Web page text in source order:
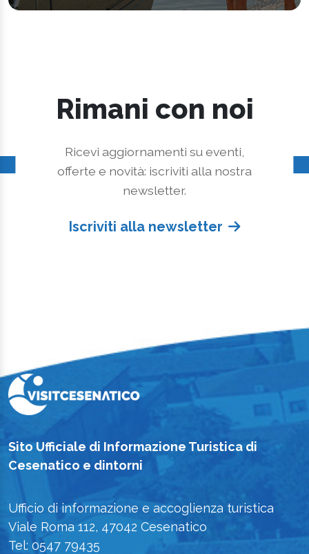
Rimani con noi
Ricevi aggiornamenti su eventi,
offerte e novità: iscriviti alla nostra
newsletter.
Iscriviti alla newsletter
Sito Ufficiale di Informazione Turistica di
Cesenatico e dintorni
Ufficio di informazione e accoglienza turistica
Viale Roma 112, 47042 Cesenatico
Tel: 0547 79435